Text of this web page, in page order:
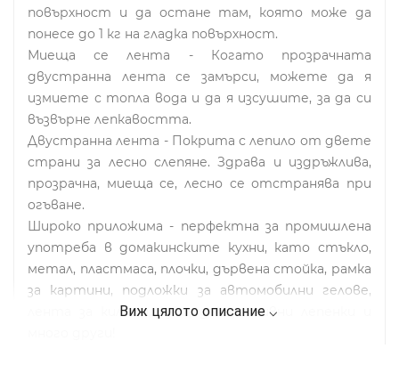
повърхност и да остане там, която може да
понесе до 1 кг на гладка повърхност.
Миеща се лента - Когато прозрачната
двустранна лента се замърси, можете да я
измиете с топла вода и да я изсушите, за да си
възвърне лепкавостта.
Двустранна лента - Покрита с лепило от двете
страни за лесно слепяне. Здрава и издръжлива,
прозрачна, миеща се, лесно се отстранява при
огъване.
Широко приложима - перфектна за промишлена
употреба в домакинските кухни, като стъкло,
метал, пластмаса, плочки, дървена стойка, рамка
за картини, подложки за автомобилни гелове,
лента за килими, куки, декоративни лепенки и